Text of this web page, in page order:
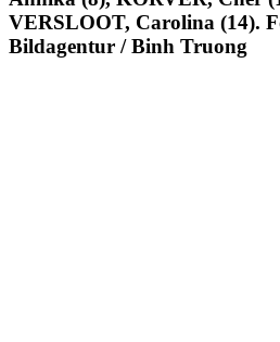
VERSLOOT, Carolina (14).
Bildagentur / Binh Truong